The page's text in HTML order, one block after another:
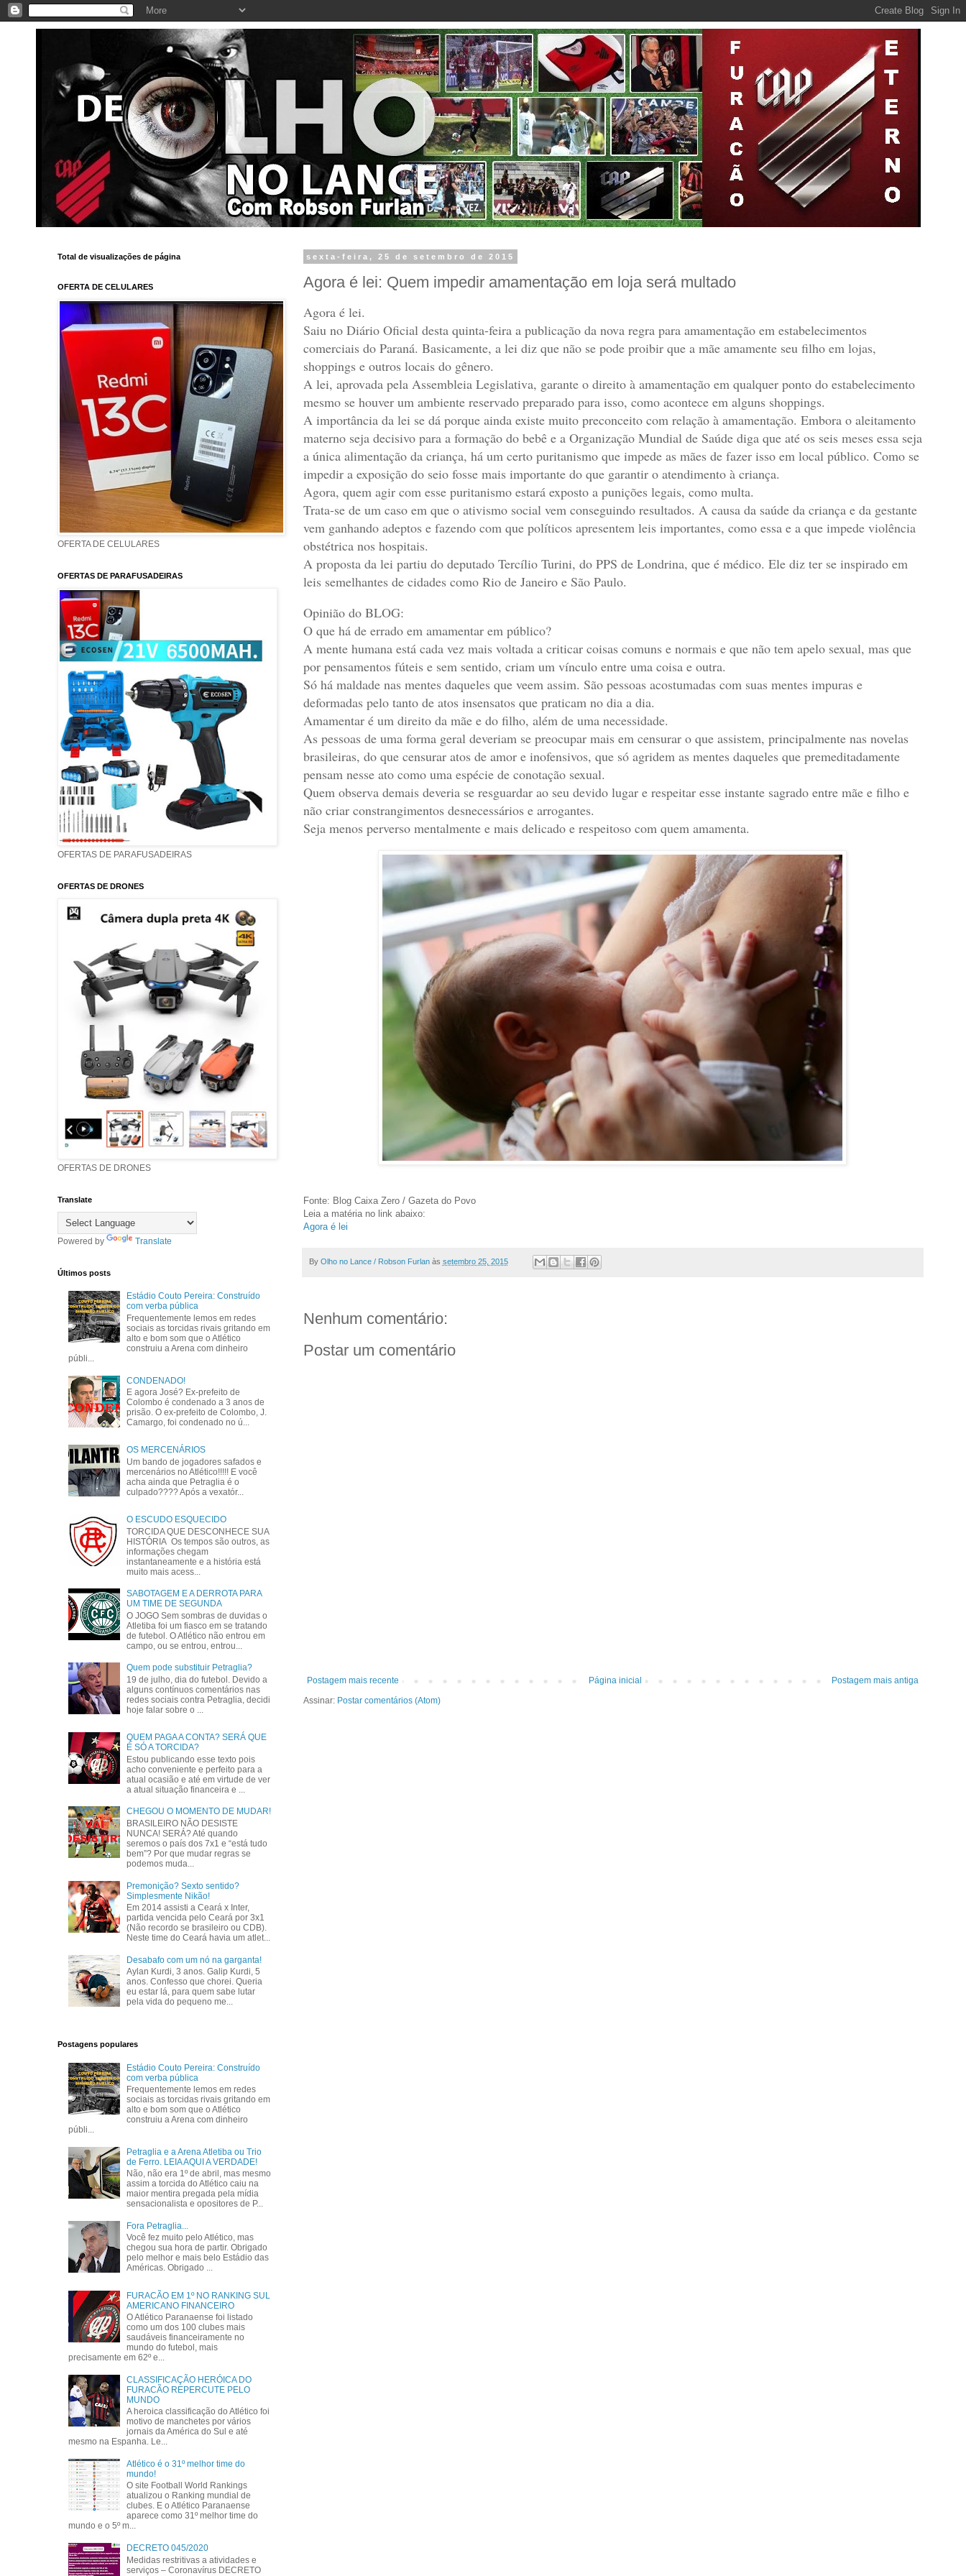
sexta-feira, 25 de setembro de 2015
Agora é lei: Quem impedir amamentação em loja será multado
Agora é lei.
Saiu no Diário Oficial desta quinta-feira a publicação da nova regra para amamentação em estabelecimentos
comerciais do Paraná. Basicamente, a lei diz que não se pode proibir que a mãe amamente seu filho em lojas,
shoppings e outros locais do gênero.
A lei, aprovada pela Assembleia Legislativa, garante o direito à amamentação em qualquer ponto do estabelecimento
mesmo se houver um ambiente reservado preparado para isso, como acontece em alguns shoppings.
A importância da lei se dá porque ainda existe muito preconceito com relação à amamentação. Embora o aleitamento
materno seja decisivo para a formação do bebê e a Organização Mundial de Saúde diga que até os seis meses essa seja
a única alimentação da criança, há um certo puritanismo que impede as mães de fazer isso em local público. Como se
impedir a exposição do seio fosse mais importante do que garantir o atendimento à criança.
Agora, quem agir com esse puritanismo estará exposto a punições legais, como multa.
Trata-se de um caso em que o ativismo social vem conseguindo resultados. A causa da saúde da criança e da gestante
vem ganhando adeptos e fazendo com que políticos apresentem leis importantes, como essa e a que impede violência
obstétrica nos hospitais.
A proposta da lei partiu do deputado Tercílio Turini, do PPS de Londrina, que é médico. Ele diz ter se inspirado em
leis semelhantes de cidades como Rio de Janeiro e São Paulo.
Opinião do BLOG:
O que há de errado em amamentar em público?
A mente humana está cada vez mais voltada a criticar coisas comuns e normais e que não tem apelo sexual, mas que
por pensamentos fúteis e sem sentido, criam um vínculo entre uma coisa e outra.
Só há maldade nas mentes daqueles que veem assim. São pessoas acostumadas com suas mentes impuras e
deformadas pelo tanto de atos insensatos que praticam no dia a dia.
Amamentar é um direito da mãe e do filho, além de uma necessidade.
As pessoas de uma forma geral deveriam se preocupar mais em censurar o que assistem, principalmente nas novelas
brasileiras, do que censurar atos de amor e inofensivos, que só agridem as mentes daqueles que premeditadamente
pensam nesse ato como uma espécie de conotação sexual.
Quem observa demais deveria se resguardar ao seu devido lugar e respeitar esse instante sagrado entre mãe e filho e
não criar constrangimentos desnecessários e arrogantes.
Seja menos perverso mentalmente e mais delicado e respeitoso com quem amamenta.
Fonte: Blog Caixa Zero / Gazeta do Povo
Leia a matéria no link abaixo:
Agora é lei
By Olho no Lance / Robson Furlan às setembro 25, 2015
Nenhum comentário:
Postar um comentário
Postagem mais recente Postagem mais antiga
Página inicial
Assinar: Postar comentários (Atom)
Total de visualizações de página
OFERTA DE CELULARES
OFERTA DE CELULARES
OFERTAS DE PARAFUSADEIRAS
OFERTAS DE PARAFUSADEIRAS
OFERTAS DE DRONES
OFERTAS DE DRONES
Translate
Powered by Translate
Últimos posts
Estádio Couto Pereira: Construído
com verba pública
Frequentemente lemos em redes
sociais as torcidas rivais gritando em
alto e bom som que o Atlético
construiu a Arena com dinheiro
públi...
CONDENADO!
E agora José? Ex-prefeito de
Colombo é condenado a 3 anos de
prisão. O ex-prefeito de Colombo, J.
Camargo, foi condenado no ú...
OS MERCENÁRIOS
Um bando de jogadores safados e
mercenários no Atlético!!!!! E você
acha ainda que Petraglia é o
culpado???? Após a vexatór...
O ESCUDO ESQUECIDO
TORCIDA QUE DESCONHECE SUA
HISTÓRIA Os tempos são outros, as
informações chegam
instantaneamente e a história está
muito mais acess...
SABOTAGEM E A DERROTA PARA
UM TIME DE SEGUNDA
O JOGO Sem sombras de duvidas o
Atletiba foi um fiasco em se tratando
de futebol. O Atlético não entrou em
campo, ou se entrou, entrou...
Quem pode substituir Petraglia?
19 de julho, dia do futebol. Devido a
alguns contínuos comentários nas
redes sociais contra Petraglia, decidi
hoje falar sobre o ...
QUEM PAGA A CONTA? SERÁ QUE
É SÓ A TORCIDA?
Estou publicando esse texto pois
acho conveniente e perfeito para a
atual ocasião e até em virtude de ver
a atual situação financeira e ...
CHEGOU O MOMENTO DE MUDAR!
BRASILEIRO NÃO DESISTE
NUNCA! SERÁ? Até quando
seremos o país dos 7x1 e “está tudo
bem”? Por que mudar regras se
podemos muda...
Premonição? Sexto sentido?
Simplesmente Nikão!
Em 2014 assisti a Ceará x Inter,
partida vencida pelo Ceará por 3x1
(Não recordo se brasileiro ou CDB).
Neste time do Ceará havia um atlet...
Desabafo com um nó na garganta!
Aylan Kurdi, 3 anos. Galip Kurdi, 5
anos. Confesso que chorei. Queria
eu estar lá, para quem sabe lutar
pela vida do pequeno me...
Postagens populares
Estádio Couto Pereira: Construído
com verba pública
Frequentemente lemos em redes
sociais as torcidas rivais gritando em
alto e bom som que o Atlético
construiu a Arena com dinheiro
públi...
Petraglia e a Arena Atletiba ou Trio
de Ferro. LEIA AQUI A VERDADE!
Não, não era 1º de abril, mas mesmo
assim a torcida do Atlético caiu na
maior mentira pregada pela mídia
sensacionalista e opositores de P...
Fora Petraglia...
Você fez muito pelo Atlético, mas
chegou sua hora de partir. Obrigado
pelo melhor e mais belo Estádio das
Américas. Obrigado ...
FURACÃO EM 1º NO RANKING SUL
AMERICANO FINANCEIRO
O Atlético Paranaense foi listado
como um dos 100 clubes mais
saudáveis financeiramente no
mundo do futebol, mais
precisamente em 62º e...
CLASSIFICAÇÃO HERÓICA DO
FURACÃO REPERCUTE PELO
MUNDO
A heroica classificação do Atlético foi
motivo de manchetes por vários
jornais da América do Sul e até
mesmo na Espanha. Le...
Atlético é o 31º melhor time do
mundo!
O site Football World Rankings
atualizou o Ranking mundial de
clubes. E o Atlético Paranaense
aparece como 31º melhor time do
mundo e o 5º m...
DECRETO 045/2020
Medidas restritivas a atividades e
serviços – Coronavírus DECRETO